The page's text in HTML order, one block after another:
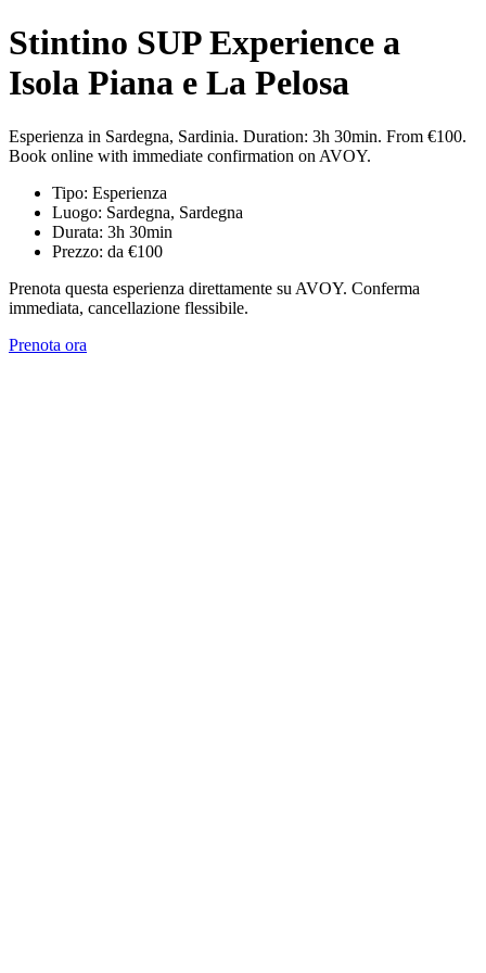
Stintino SUP Experience a
Isola Piana e La Pelosa
Esperienza in Sardegna, Sardinia. Duration: 3h 30min. From €100.
Book online with immediate confirmation on AVOY.
Tipo: Esperienza
Luogo: Sardegna, Sardegna
Durata: 3h 30min
Prezzo: da €100
Prenota questa esperienza direttamente su AVOY. Conferma
immediata, cancellazione flessibile.
Prenota ora